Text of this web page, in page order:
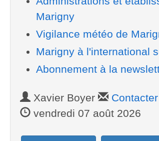
Marigny
Vigilance météo de
Marigny à l'international
Abonnement à la
Xavier Boyer
Contacter
vendredi 07 août 2026